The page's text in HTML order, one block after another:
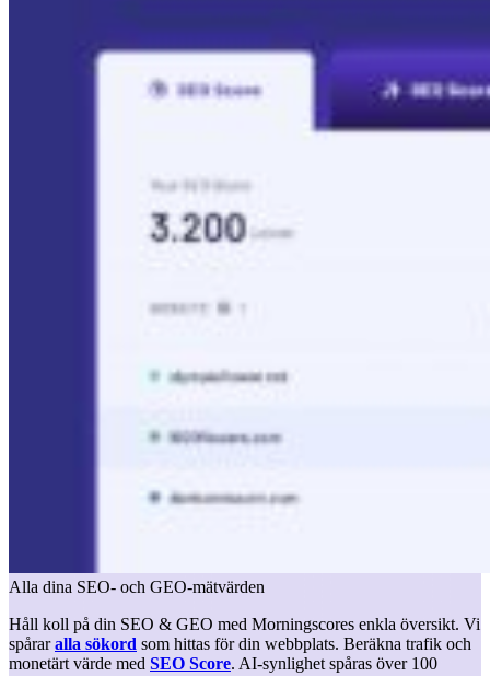
Alla dina SEO- och GEO-mätvärden
Håll koll på din SEO & GEO med Morningscores enkla översikt. Vi
spåraralla sökord som hittas för din webbplats. Beräkna trafik och
monetärt värde med SEO Score. AI-synlighet spåras över 100